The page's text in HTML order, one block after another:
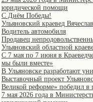
юридической помощи
С Днём Победы!
Ульяновский краевед
Водитель автомобиля
Продавец
Ульяновский областной
С 7 мая по 7 июня в
мы были вместе»
В Ульяновске разработают
Выставочный проект
Великой реформе» победил в
7 мая 2026 года в